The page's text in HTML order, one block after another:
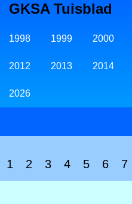
GKSA Tuisblad
1998 1999 2000
2012 2013 2014
2026
1 2 3 4 5 6 7